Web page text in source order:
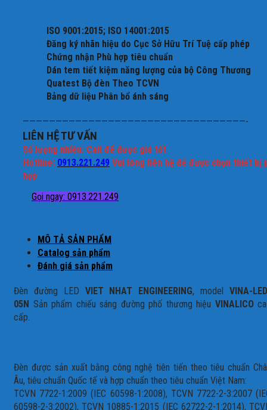
ISO 9001:2015; ISO 14001:2015
Đăng ký nhãn hiệu do Cục Sở Hữu Trí Tuệ cấp phép
Chứng nhận Phù hợp tiêu chuẩn
Dán tem tiết kiệm năng lượng của bộ Công Thương
Quatest Bộ đèn Theo TCVN
Bảng dữ liệu Phân bổ ánh sáng
——————————————————————————————————-
LIÊN HỆ TƯ VẤN
Số lượng nhiều: Call để được giá tốt
Hotline: 0913.221.249 Vui lòng liên hệ để được chọn thiết bị
hợp
Gọi ngay: 0913.221.249
MÔ TẢ SẢN PHẨM
Catalog sản phẩm
Đánh giá sản phẩm
Đèn đường LED VIET NHAT ENGINEERING, modelVINA-
05N Sản phẩm chiếu sáng đường phố thương hiệu VINALICO
cấp.
Đèn được sản xuất bằng công nghệ tiên tiến theo tiêu chuẩn
Âu, tiêu chuẩn Quốc tế và hợp chuẩn theo tiêu chuẩn Việt Nam:
TCVN 7722-1:2009 (IEC 60598-1:2008), TCVN 7722-2-3:2007
60598-2-3:2002), TCVN 10885-1:2015 (IEC 62722-2-1:2014),